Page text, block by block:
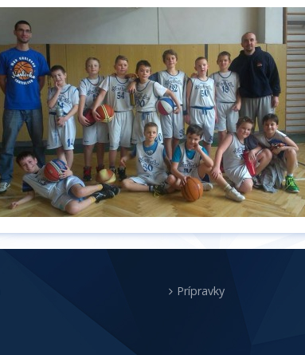
Prípravky